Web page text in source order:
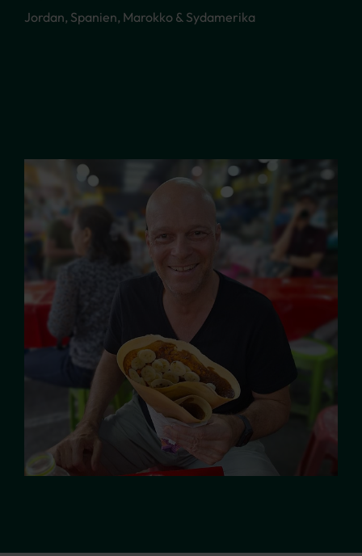
Jordan, Spanien, Marokko & Sydamerika